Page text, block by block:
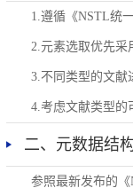
1.遵循《NSTL统
2.元素选取优先采
3.不同类型的文献
4.考虑文献类型的
二、元数据结
参照最新发布的